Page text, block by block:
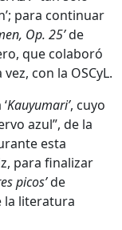
para continuar
Op. 25’de
que colaboró
con la OSCyL.
Kauyumari’, cuyo
azul”, de la
esta
para finalizar
picos’de
la literatura